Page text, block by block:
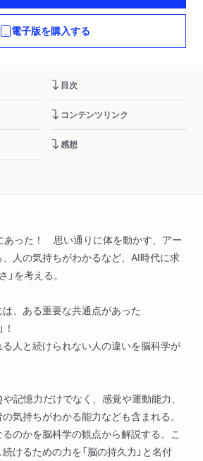
電子版を購入する
目次
コンテンツリンク
感想
あった！ 思い通りに体を動かす、アー
、人の気持ちがわかるなど、AI時代に求
を考える。
、ある重要な共通点があった
人と続けられない人の違いを脳科学が
や記憶力だけでなく、感覚や運動能力、
気持ちがわかる能力なども含まれる。
のかを脳科学の観点から解説する。こ
けるための力を「脳の持久力」と名付